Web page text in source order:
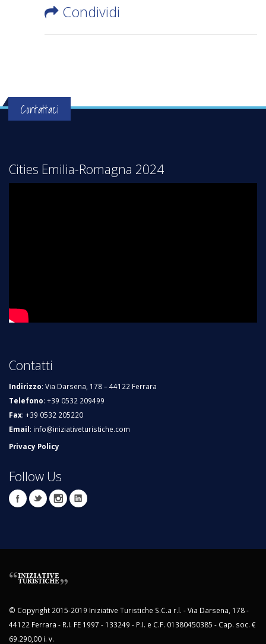
Condividi
Contattaci
Cities Emilia-Romagna 2024
Contatti
Indirizzo: Via Darsena, 178 – 44122 Ferrara
Telefono: +39 0532 209499
Fax: +39 0532 205220
Email: info@iniziativeturistiche.com
Privacy Policy
Follow Us
© Copyright 2015-2019 Iniziative Turistiche S.C.a r.l. - Via Darsena, 178 -
44122 Ferrara - R.I. FE 1997 - 133249 - P.I. e C.F. 01380450385 - Cap. soc. €
69.290,00 i. v.